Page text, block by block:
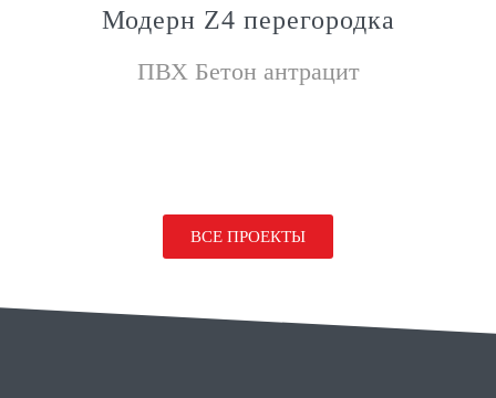
Модерн Z4 перегородка
ПВХ Бетон антрацит
ВСЕ ПРОЕКТЫ